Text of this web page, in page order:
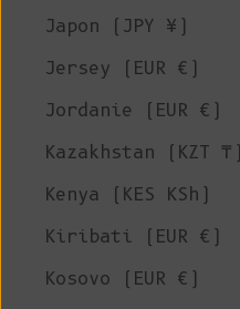
Japon (JPY ¥)
Jersey (EUR €)
Jordanie (EUR €)
Kazakhstan (KZT ₸)
Kenya (KES KSh)
Kiribati (EUR €)
Kosovo (EUR €)